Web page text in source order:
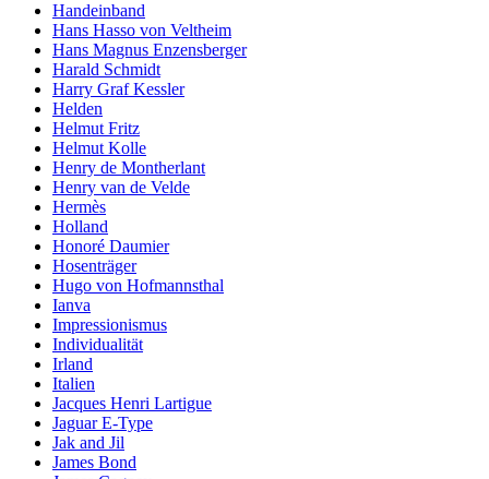
Handeinband
Hans Hasso von Veltheim
Hans Magnus Enzensberger
Harald Schmidt
Harry Graf Kessler
Helden
Helmut Fritz
Helmut Kolle
Henry de Montherlant
Henry van de Velde
Hermès
Holland
Honoré Daumier
Hosenträger
Hugo von Hofmannsthal
Ianva
Impressionismus
Individualität
Irland
Italien
Jacques Henri Lartigue
Jaguar E-Type
Jak and Jil
James Bond